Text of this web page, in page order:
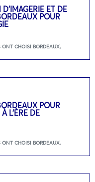
ET DE
POUR
ONT CHOISI BORDEAUX,
POUR
L’ÈRE DE
ONT CHOISI BORDEAUX,